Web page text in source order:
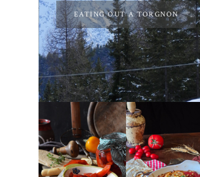
EATING OUT A TORGNON
PEPERONI ALLA
PIEMONTESE
GIRANDOLE DI
RICOTTA